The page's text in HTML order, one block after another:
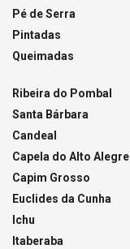
Pé de Serra
Pintadas
Queimadas
Ribeira do Pombal
Santa Bárbara
Candeal
Capela do Alto Alegre
Capim Grosso
Euclides da Cunha
Ichu
Itaberaba